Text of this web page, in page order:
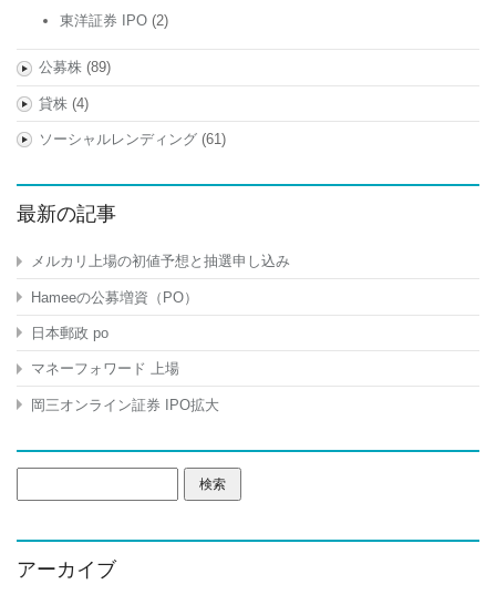
東洋証券 IPO (2)
公募株(89)
貸株(4)
ソーシャルレンディング(61)
最新の記事
メルカリ上場の初値予想と抽選申し込み
Hameeの公募増資（PO）
日本郵政 po
マネーフォワード 上場
岡三オンライン証券 IPO拡大
索:
アーカイブ